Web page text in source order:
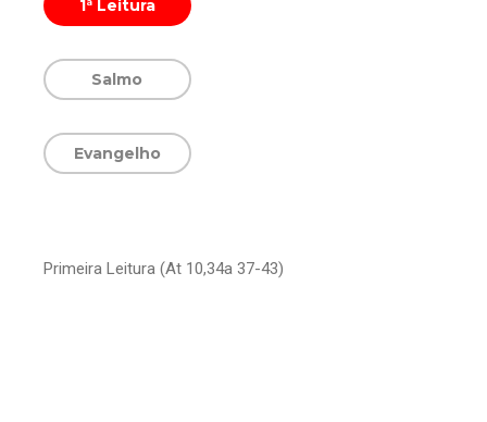
1ª Leitura
Salmo
Evangelho
Primeira Leitura (At 10,34a 37-43)